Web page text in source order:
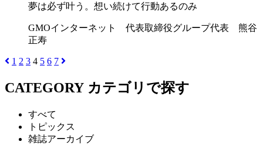
夢は必ず叶う。想い続けて行動あるのみ
GMOインターネット 代表取締役グループ代表 熊谷
正寿
1 2 3 4 5 6 7
CATEGORY カテゴリで探す
すべて
トピックス
雑誌アーカイブ